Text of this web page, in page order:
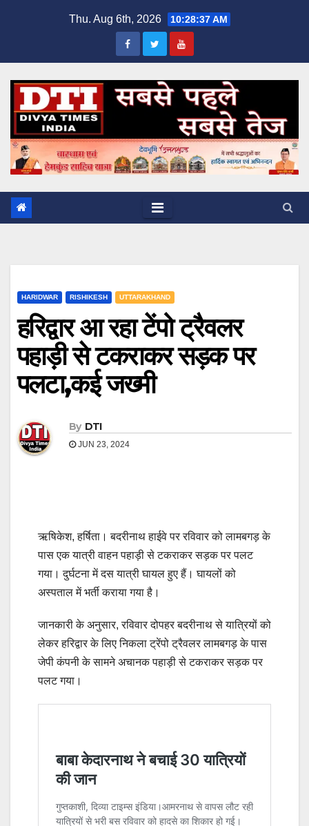
Thu. Aug 6th, 2026 10:28:37 AM
HARIDWAR RISHIKESH UTTARAKHAND
हरिद्वार आ रहा टेंपो ट्रैवलर
पहाड़ी से टकराकर सड़क पर
पलटा,कई जख्मी
By DTI
JUN 23, 2024
ऋषिकेश, हर्षिता। बदरीनाथ हाईवे पर रविवार को लामबगड़ के
पास एक यात्री वाहन पहाड़ी से टकराकर सड़क पर पलट
गया। दुर्घटना में दस यात्री घायल हुए हैं। घायलों को
अस्पताल में भर्ती कराया गया है।
जानकारी के अनुसार, रविवार दोपहर बदरीनाथ से यात्रियों को
लेकर हरिद्वार के लिए निकला ट्रेंपो ट्रैवलर लामबगड़ के पास
जेपी कंपनी के सामने अचानक पहाड़ी से टकराकर सड़क पर
पलट गया।